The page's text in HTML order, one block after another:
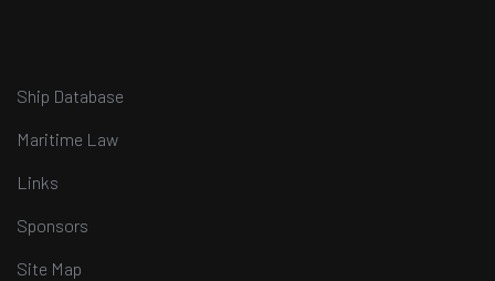
Ship Database
Maritime Law
Links
Sponsors
Site Map